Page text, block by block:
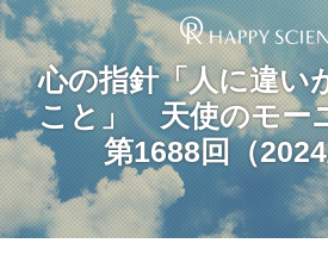
心の指針「人に違い
こと」 天使のモー
第1688回（